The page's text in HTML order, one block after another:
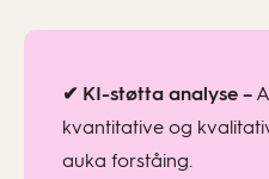
✔ KI-støtta analyse –
kvantitative og
auka forståing.